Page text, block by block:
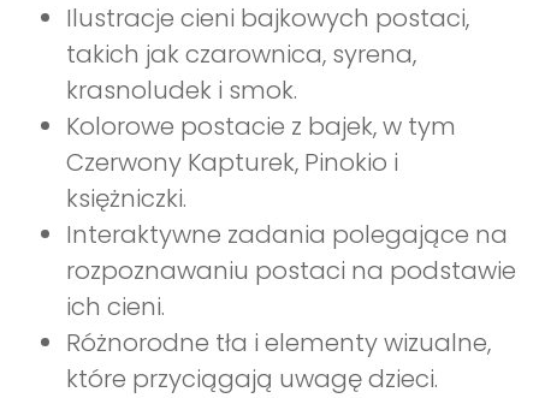
Ilustracje cieni bajkowych postaci,
takich jak czarownica, syrena,
krasnoludek i smok.
Kolorowe postacie z bajek, w tym
Czerwony Kapturek, Pinokio i
księżniczki.
Interaktywne zadania polegające na
rozpoznawaniu postaci na podstawie
ich cieni.
Różnorodne tła i elementy wizualne,
które przyciągają uwagę dzieci.